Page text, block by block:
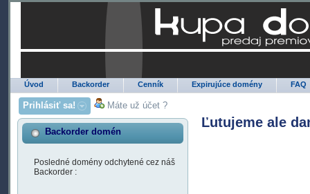
Úvod Backorder Cenník Expirujúce domény FAQ
Prihlásiť sa! Máte už účet ?
Backorder domén
Posledné domény odchytené cez náš
Backorder :
Ľutujeme ale